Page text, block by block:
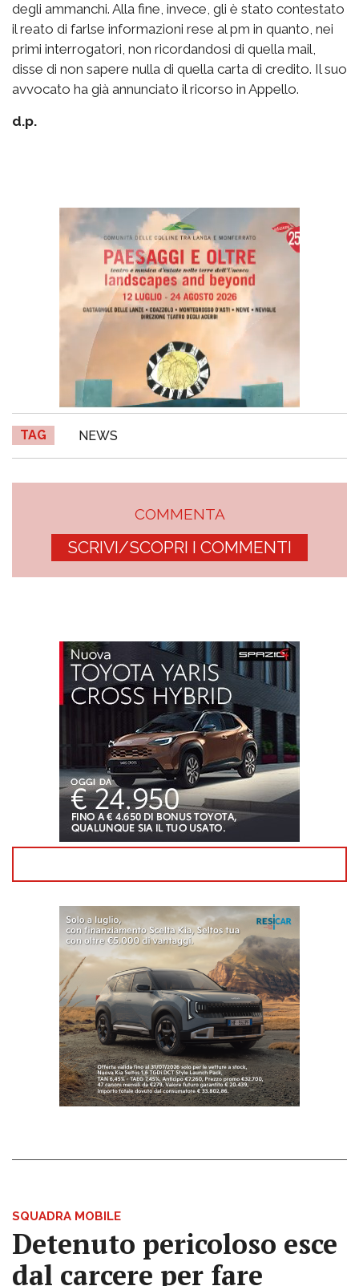
degli ammanchi. Alla fine, invece, gli è stato contestato
il reato di farlse informazioni rese al pm in quanto, nei
primi interrogatori, non ricordandosi di quella mail,
disse di non sapere nulla di quella carta di credito. Il suo
avvocato ha già annunciato il ricorso in Appello.
d.p.
TAG NEWS
COMMENTA
SCRIVI/SCOPRI I COMMENTI
SQUADRA MOBILE
Detenuto pericoloso esce
dal carcere per fare